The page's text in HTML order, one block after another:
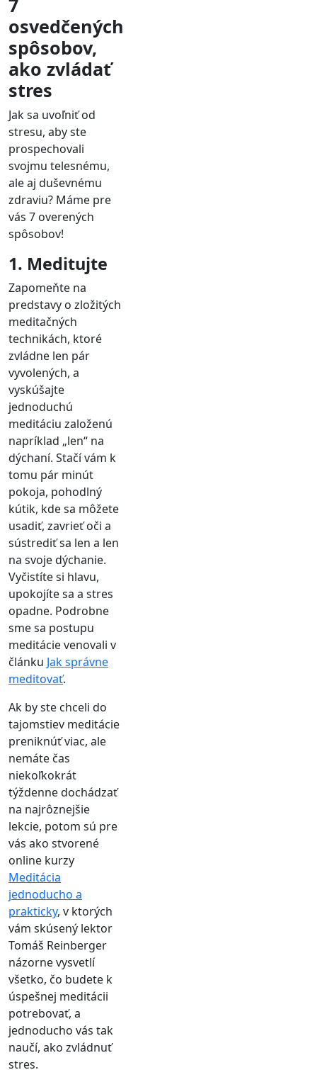
7
osvedčených
spôsobov,
ako zvládať
stres
Jak sa uvoľniť od
stresu, aby ste
prospechovali
svojmu telesnému,
ale aj duševnému
zdraviu? Máme pre
vás 7 overených
spôsobov!
1. Meditujte
Zapomeňte na
predstavy o zložitých
meditačných
technikách, ktoré
zvládne len pár
vyvolených, a
vyskúšajte
jednoduchú
meditáciu založenú
napríklad „len“ na
dýchaní. Stačí vám k
tomu pár minút
pokoja, pohodlný
kútik, kde sa môžete
usadiť, zavrieť oči a
sústrediť sa len a len
na svoje dýchanie.
Vyčistíte si hlavu,
upokojíte sa a stres
opadne. Podrobne
sme sa postupu
meditácie venovali v
článku Jak správne
meditovať.
Ak by ste chceli do
tajomstiev meditácie
preniknúť viac, ale
nemáte čas
niekoľkokrát
týždenne dochádzať
na najrôznejšie
lekcie, potom sú pre
vás ako stvorené
online kurzy
Meditácia
jednoducho a
prakticky, v ktorých
vám skúsený lektor
Tomáš Reinberger
názorne vysvetlí
všetko, čo budete k
úspešnej meditácii
potrebovať, a
jednoducho vás tak
naučí, ako zvládnuť
stres.